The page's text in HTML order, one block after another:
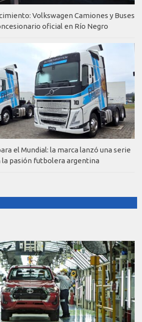
Volkswagen Camiones y Buses
oficial en Río Negro
el Mundial: la marca lanzó una serie
la pasión futbolera argentina